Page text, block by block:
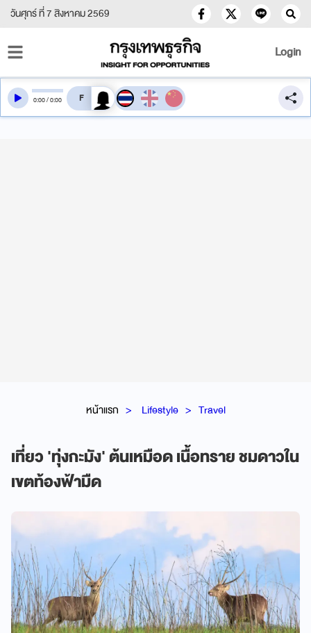
วันศุกร์ ที่ 7 สิงหาคม 2569
Login
หน้าแรก Lifestyle Travel
เที่ยว 'ทุ่งกะมัง' ต้นเหมือด เนื้อทราย ชมดาวใน
เขตท้องฟ้ามืด
0:00/0:00 สลับเสียงอ่าน